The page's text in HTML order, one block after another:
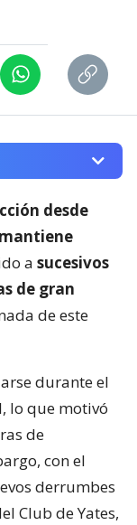
desde
a sucesivos
de gran
de este
durante el
lo que motivó
de
con el
derrumbes
Club de Yates,